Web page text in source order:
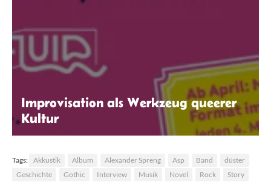
Improvisation als Werkzeug queerer
Kultur
Tags: Akkustik Album Alexander Spreng Asp Band
düster
Geschichte
Gothic Interview Musik Novel Rock Story